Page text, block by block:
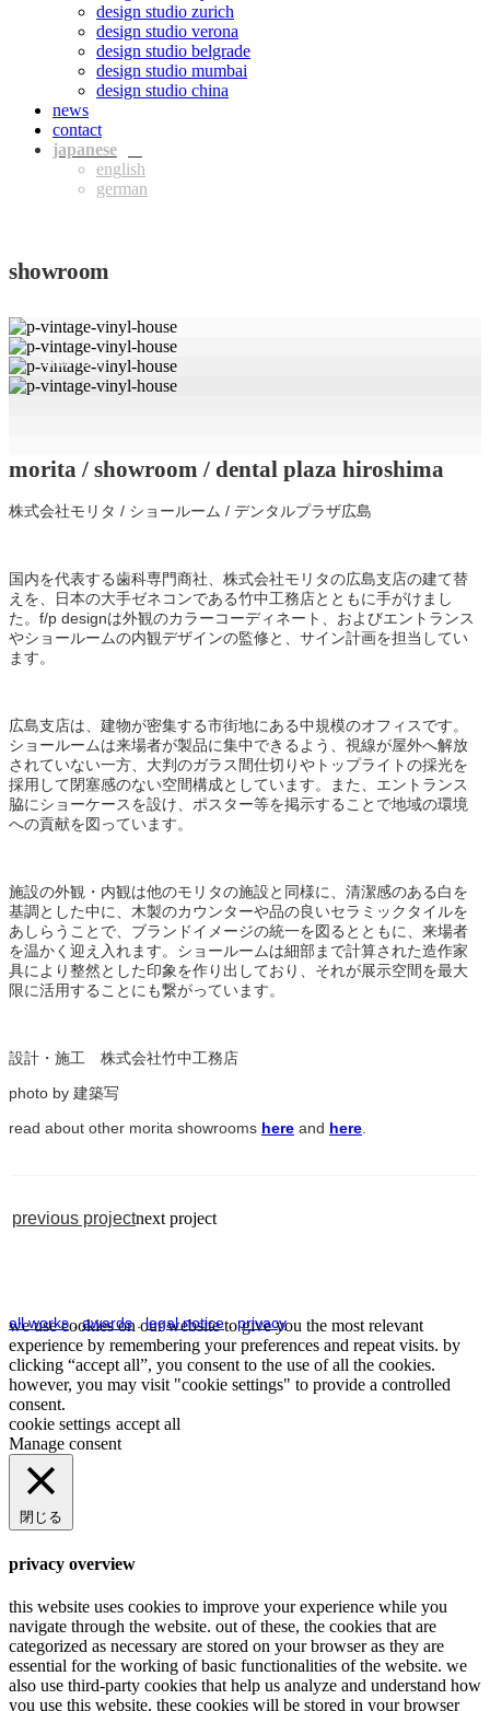
design studio zurich
design studio verona
design studio belgrade
design studio mumbai
design studio china
news
contact
eng
ger
showroom
showroom
morita / showroom / dental plaza hiroshima
株式会社モリタ / ショールーム / デンタルプラザ広島
国内を代表する歯科専門商社、株式会社モリタの広島支店の建て替
えを、日本の大手ゼネコンである竹中工務店とともに手がけまし
た。f/p designは外観のカラーコーディネート、およびエントランス
やショールームの内観デザインの監修と、サイン計画を担当してい
ます。
広島支店は、建物が密集する市街地にある中規模のオフィスです。
ショールームは来場者が製品に集中できるよう、視線が屋外へ解放
されていない一方、大判のガラス間仕切りやトップライトの採光を
採用して閉塞感のない空間構成としています。また、エントランス
脇にショーケースを設け、ポスター等を掲示することで地域の環境
への貢献を図っています。
施設の外観・内観は他のモリタの施設と同様に、清潔感のある白を
基調とした中に、木製のカウンターや品の良いセラミックタイルを
あしらうことで、ブランドイメージの統一を図るとともに、来場者
を温かく迎え入れます。ショールームは細部まで計算された造作家
具により整然とした印象を作り出しており、それが展示空間を最大
限に活用することにも繋がっています。
設計・施工 株式会社竹中工務店
photo by 建築写
read about other morita showrooms here and here.
previous projectnext project
all works.awards.legal notice.privacy
we use cookies on our website to give you the most relevant
experience by remembering your preferences and repeat visits. by
clicking “accept all”, you consent to the use of all the cookies.
however, you may visit "cookie settings" to provide a controlled
consent.
cookie settings accept all
Manage consent
閉じる
privacy overview
this website uses cookies to improve your experience while you
navigate through the website. out of these, the cookies that are
categorized as necessary are stored on your browser as they are
essential for the working of basic functionalities of the website. we
also use third-party cookies that help us analyze and understand how
you use this website. these cookies will be stored in your browser